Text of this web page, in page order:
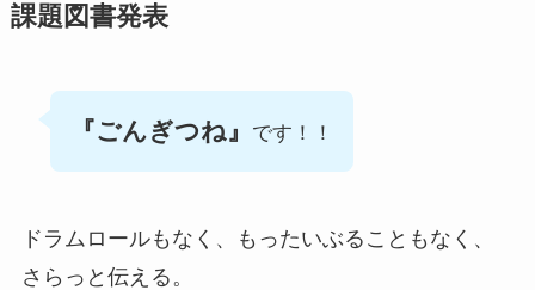
課題図書発表
『ごんぎつね』 です！！
ドラムロールもなく、もったいぶることもなく、
さらっと伝える。